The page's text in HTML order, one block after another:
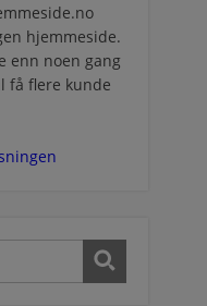
hjemmeside.
enn noen gang
få flere kunde